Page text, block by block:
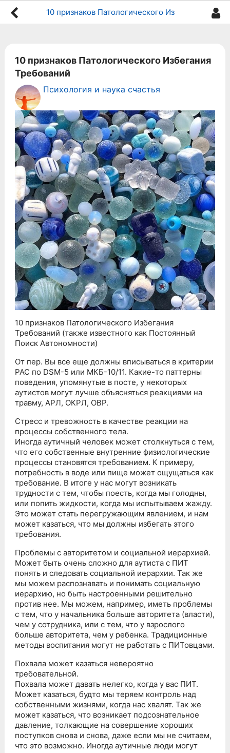
10 признаков Патологического Избегания Требований
10 признаков Патологического Избегания
Требований
Психология и наука счастья
10 признаков Патологического Избегания
Требований (также известного как Постоянный
Поиск Автономности)
От пер. Вы все еще должны вписываться в критерии
РАС по DSM-5 или МКБ-10/11. Какие-то паттерны
поведения, упомянутые в посте, у некоторых
аутистов могут лучше объясняться реакциями на
травму, АРЛ, ОКРЛ, ОВР.
Стресс и тревожность в качестве реакции на
процессы собственного тела.
Иногда аутичный человек может столкнуться с тем,
что его собственные внутренние физиологические
процессы становятся требованием. К примеру,
потребность в воде или пище может ощущаться как
требование. В итоге у нас могут возникать
трудности с тем, чтобы поесть, когда мы голодны,
или попить жидкости, когда мы испытываем жажду.
Это может стать перегружающим явлением, и нам
может казаться, что мы должны избегать этого
требования.
Проблемы с авторитетом и социальной иерархией.
Может быть очень сложно для аутиста с ПИТ
понять и следовать социальной иерархии. Так же
мы можем распознавать и понимать социальную
иерархию, но быть настроенными решительно
против нее. Мы можем, например, иметь проблемы
с тем, что у начальника больше авторитета (власти),
чем у сотрудника, или с тем, что у взрослого
больше авторитета, чем у ребенка. Традиционные
методы воспитания могут не работать с ПИТовцами.
Похвала может казаться невероятно
требовательной.
Похвала может давать нелегко, когда у вас ПИТ.
Может казаться, будто мы теряем контроль над
собственными жизнями, когда нас хвалят. Так же
может казаться, что возникает подсознательное
давление, толкающие на совершение хороших
поступков снова и снова, даже если мы не считаем,
что это возможно. Иногда аутичные люди могут